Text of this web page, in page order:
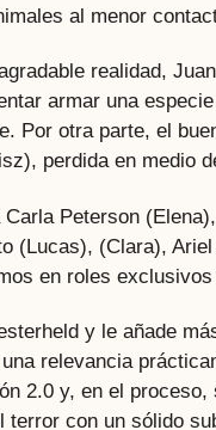
al menor
realidad,
armar una
Por otra parte, el
perdida en medio
Peterson
(Lucas), (Clara),
en roles
y le añade
relevancia
2.0 y, en el
con un sólido